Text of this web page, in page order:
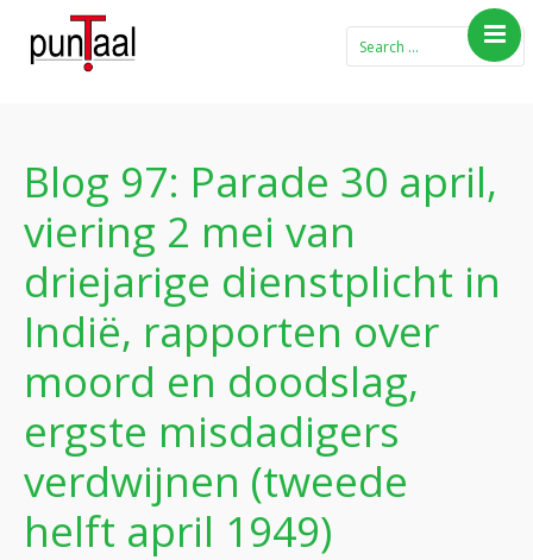
theemeubel
Boeken
Verhalen
Gedichten
Contact
Blog 97: Parade 30 april,
viering 2 mei van
driejarige dienstplicht in
Indië, rapporten over
moord en doodslag,
ergste misdadigers
verdwijnen (tweede
helft april 1949)